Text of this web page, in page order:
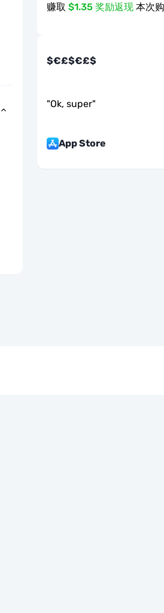
赚取 $1.35 奖励返现 本次
$€£$€£$
"Ok, super"
App Store